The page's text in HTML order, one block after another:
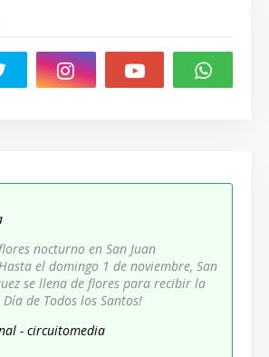
nocturno en San Juan
el domingo 1 de noviembre, San
se llena de flores para recibir la
de Todos los Santos!
- circuitomedia